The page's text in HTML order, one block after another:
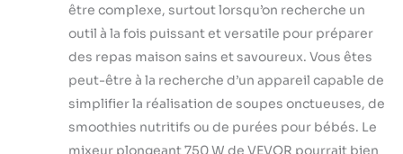
être complexe, surtout lorsqu’on recherche un
outil à la fois puissant et versatile pour préparer
des repas maison sains et savoureux. Vous êtes
peut-être à la recherche d’un appareil capable de
simplifier la réalisation de soupes onctueuses, de
smoothies nutritifs ou de purées pour bébés. Le
mixeur plongeant 750 W de VEVOR pourrait bien